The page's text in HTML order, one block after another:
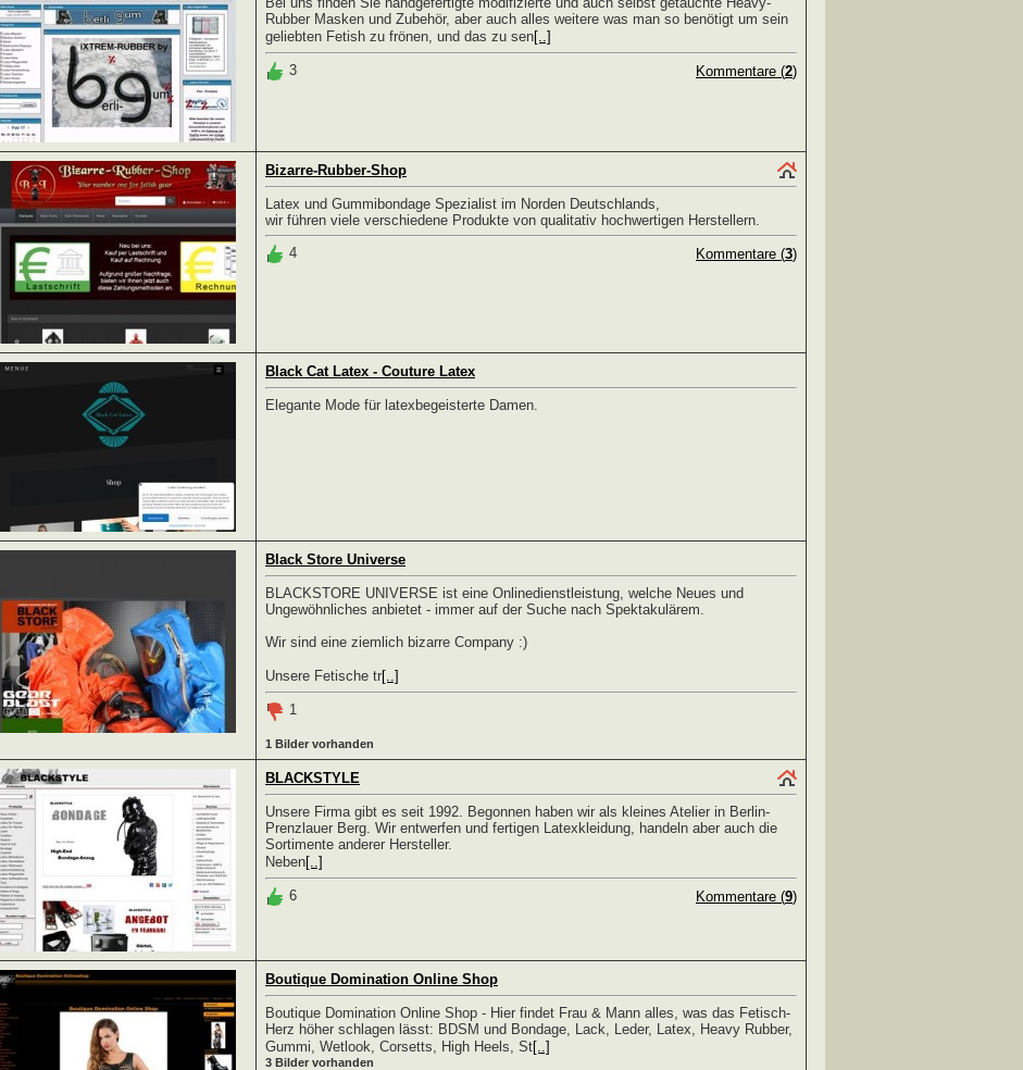
Rubber Masken und Zubehör, aber auch alles weitere was man so benötigt um sein
geliebten Fetish zu frönen, und das zu sen[..]
3 Kommentare (2)
Bizarre-Rubber-Shop
Latex und Gummibondage Spezialist im Norden Deutschlands,
wir führen viele verschiedene Produkte von qualitativ hochwertigen Herstellern.
4 Kommentare (3)
Black Cat Latex - Couture Latex
Elegante Mode für latexbegeisterte Damen.
Black Store Universe
BLACKSTORE UNIVERSE ist eine Onlinedienstleistung, welche Neues und
Ungewöhnliches anbietet - immer auf der Suche nach Spektakulärem.
Wir sind eine ziemlich bizarre Company :)
Unsere Fetische tr[..]
1
1 Bilder vorhanden
BLACKSTYLE
Unsere Firma gibt es seit 1992. Begonnen haben wir als kleines Atelier in Berlin-
Prenzlauer Berg. Wir entwerfen und fertigen Latexkleidung, handeln aber auch die
Sortimente anderer Hersteller.
Neben[..]
6 Kommentare (9)
Boutique Domination Online Shop
Boutique Domination Online Shop - Hier findet Frau & Mann alles, was das Fetisch-
Herz höher schlagen lässt: BDSM und Bondage, Lack, Leder, Latex, Heavy Rubber,
Gummi, Wetlook, Corsetts, High Heels, St[..]
3 Bilder vorhanden